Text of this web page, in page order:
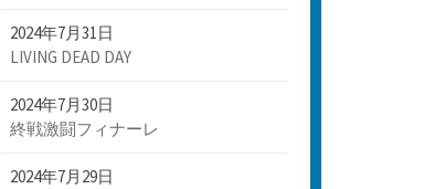
2024年7月31日
LIVING DEAD DAY
2024年7月30日
終戦激闘フィナーレ
2024年7月29日